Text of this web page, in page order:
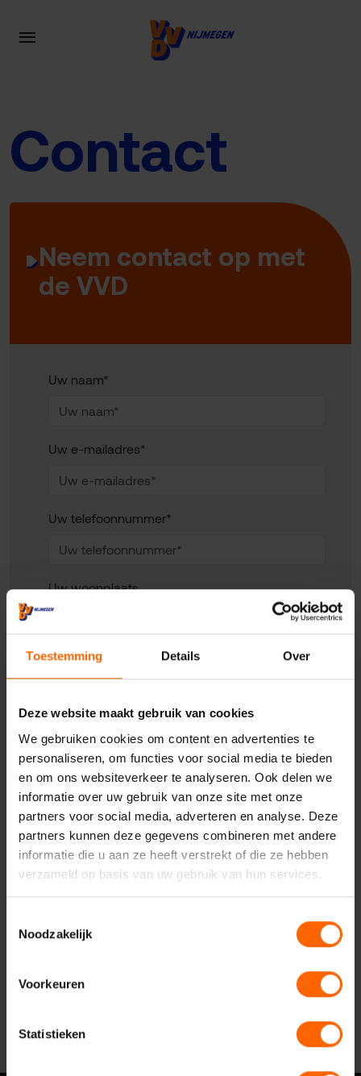
Toestemming Details Over
Deze website maakt gebruik van cookies
We gebruiken cookies om content en advertenties te
personaliseren, om functies voor social media te bieden
en om ons websiteverkeer te analyseren. Ook delen we
informatie over uw gebruik van onze site met onze
partners voor social media, adverteren en analyse. Deze
partners kunnen deze gegevens combineren met andere
informatie die u aan ze heeft verstrekt of die ze hebben
verzameld op basis van uw gebruik van hun services.
Noodzakelijk
Voorkeuren
Statistieken
Contact
Neem contact op met
de VVD
Uw naam*
Uw e-mailadres*
Uw telefoonnummer*
Uw woonplaats
Geadresseerde